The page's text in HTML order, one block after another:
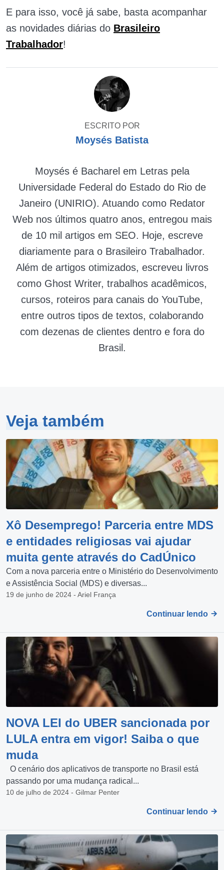
E para isso, você já sabe, basta acompanhar
as novidades diárias do Brasileiro
Trabalhador!
ESCRITO POR
Moysés Batista
Moysés é Bacharel em Letras pela
Universidade Federal do Estado do Rio de
Janeiro (UNIRIO). Atuando como Redator
Web nos últimos quatro anos, entregou mais
de 10 mil artigos em SEO. Hoje, escreve
diariamente para o Brasileiro Trabalhador.
Além de artigos otimizados, escreveu livros
como Ghost Writer, trabalhos acadêmicos,
cursos, roteiros para canais do YouTube,
entre outros tipos de textos, colaborando
com dezenas de clientes dentro e fora do
Brasil.
Veja também
Xô Desemprego! Parceria entre MDS
e entidades religiosas vai ajudar
muita gente através do CadÚnico
Com a nova parceria entre o Ministério do Desenvolvimento
e Assistência Social (MDS) e diversas...
19 de junho de 2024 - Ariel França
Continuar lendo
NOVA LEI do UBER sancionada por
LULA entra em vigor! Saiba o que
muda
O cenário dos aplicativos de transporte no Brasil está
passando por uma mudança radical...
10 de julho de 2024 - Gilmar Penter
Continuar lendo